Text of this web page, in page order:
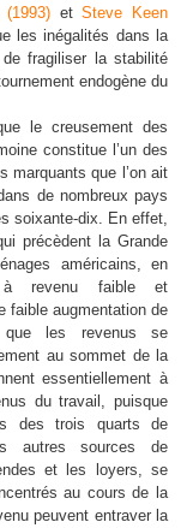
etSteve Keen
les inégalités dans la
fragiliser la stabilité
endogène du
le creusement des
constitue l’un des
marquants que l’on ait
de nombreux pays
soixante-dix. En effet,
précèdent la Grande
américains, en
à revenu faible et
faible augmentation de
que les revenus se
au sommet de la
essentiellement à
du travail, puisque
des trois quarts de
autres sources de
et les loyers, se
au cours de la
peuvent entraver la